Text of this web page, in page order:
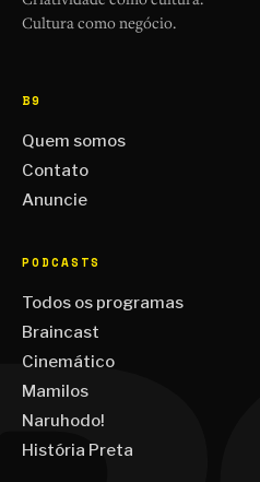
Cultura como negócio.
B9
Quem somos
Contato
Anuncie
PODCASTS
Todos os programas
Braincast
Cinemático
Mamilos
Naruhodo!
História Preta